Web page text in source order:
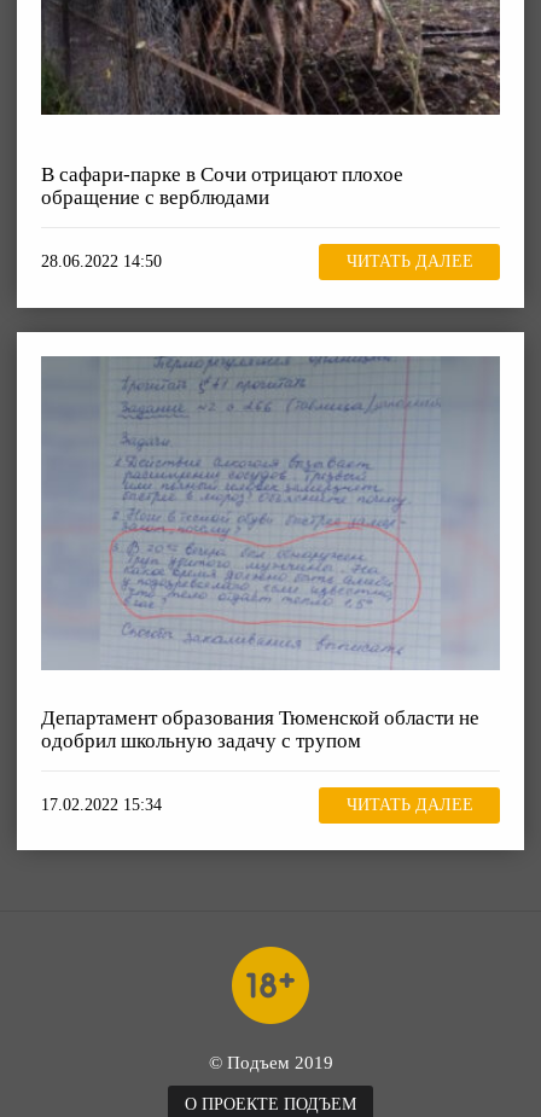
В сафари-парке в Сочи отрицают плохое
обращение с верблюдами
28.06.2022 14:50 ЧИТАТЬ ДАЛЕЕ
Департамент образования Тюменской области не
одобрил школьную задачу с трупом
17.02.2022 15:34 ЧИТАТЬ ДАЛЕЕ
© Подъем 2019
О ПРОЕКТЕ ПОДЪЕМ